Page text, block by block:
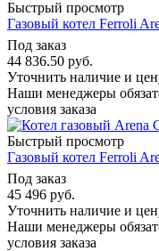
Быстрый просмотр
Газовый котел Ferroli
Под заказ
44 836.50 руб.
Уточнить наличие и
Наши менеджеры
условия заказа
Быстрый просмотр
Газовый котел Ferroli
Под заказ
45 496 руб.
Уточнить наличие и
Наши менеджеры
условия заказа